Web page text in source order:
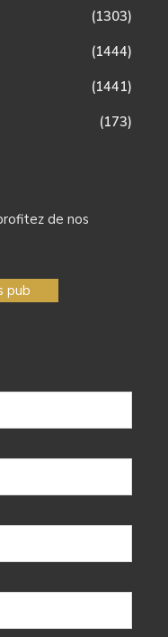
(1303)
(1444)
(1441)
(173)
de nos
pub